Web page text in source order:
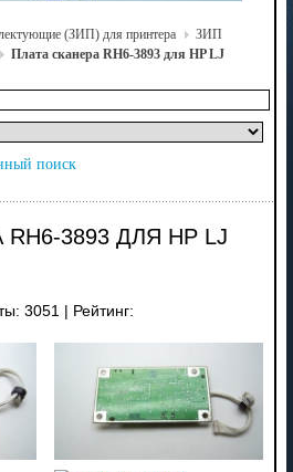
(ЗИП) для принтера
ЗИП
Плата сканера RH6-3893 для HP LJ
поиск
3893 ДЛЯ HP LJ
3051 Рейтинг: